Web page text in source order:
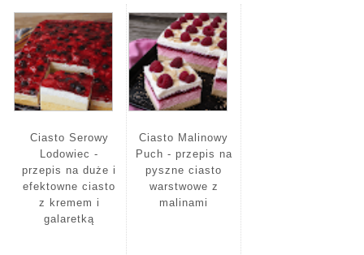
Ciasto Serowy
Lodowiec -
przepis na duże i
efektowne ciasto
z kremem i
galaretką
Ciasto Malinowy
Puch - przepis na
pyszne ciasto
warstwowe z
malinami